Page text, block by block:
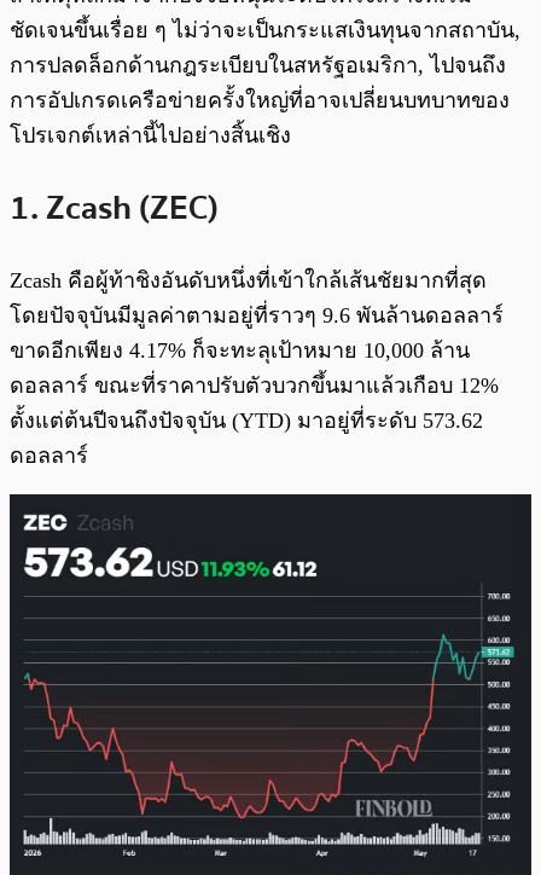
ชัดเจนขึ้นเรื่อย ๆ ไม่ว่าจะเป็นกระแสเงินทุนจากสถาบัน,
การปลดล็อกด้านกฎระเบียบในสหรัฐอเมริกา, ไปจนถึง
การอัปเกรดเครือข่ายครั้งใหญ่ที่อาจเปลี่ยนบทบาทของ
โปรเจกต์เหล่านี้ไปอย่างสิ้นเชิง
1. Zcash (ZEC)
Zcash คือผู้ท้าชิงอันดับหนึ่งที่เข้าใกล้เส้นชัยมากที่สุด
โดยปัจจุบันมีมูลค่าตามอยู่ที่ราวๆ 9.6 พันล้านดอลลาร์
ขาดอีกเพียง 4.17% ก็จะทะลุเป้าหมาย 10,000 ล้าน
ดอลลาร์ ขณะที่ราคาปรับตัวบวกขึ้นมาแล้วเกือบ 12%
ตั้งแต่ต้นปีจนถึงปัจจุบัน (YTD) มาอยู่ที่ระดับ 573.62
ดอลลาร์